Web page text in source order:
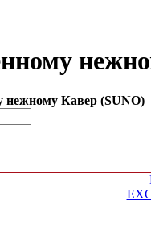
нежному Кавер (SUNO)